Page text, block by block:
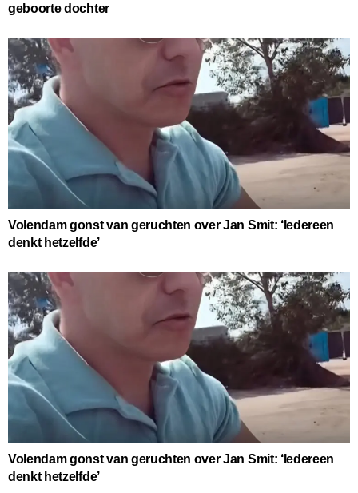
geboorte dochter
Volendam gonst van geruchten over Jan Smit: ‘Iedereen
denkt hetzelfde’
Volendam gonst van geruchten over Jan Smit: ‘Iedereen
denkt hetzelfde’